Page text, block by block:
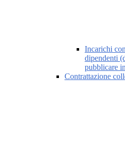
Incarichi
dipendenti
pubblicare
Contrattazione